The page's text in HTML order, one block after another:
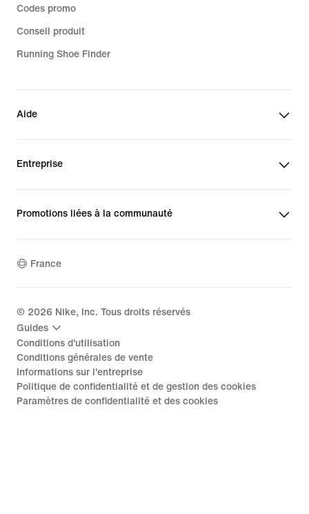
Codes promo
Conseil produit
Running Shoe Finder
Aide
Entreprise
Promotions liées à la communauté
France
© 2026 Nike, Inc. Tous droits réservés
Guides
Conditions d'utilisation
Conditions générales de vente
Informations sur l'entreprise
Politique de confidentialité et de gestion des cookies
Paramètres de confidentialité et des cookies